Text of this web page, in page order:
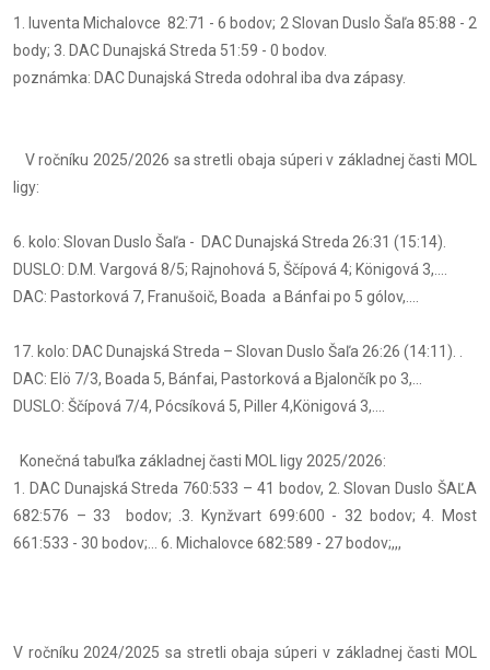
1. Iuventa Michalovce 82:71 - 6 bodov; 2 Slovan Duslo Šaľa 85:88 - 2
body; 3. DAC Dunajská Streda 51:59 - 0 bodov.
poznámka: DAC Dunajská Streda odohral iba dva zápasy.
V ročníku 2025/2026 sa stretli obaja súperi v základnej časti MOL
ligy:
6. kolo: Slovan Duslo Šaľa - DAC Dunajská Streda 26:31 (15:14).
DUSLO: D.M. Vargová 8/5; Rajnohová 5, Ščípová 4; Königová 3,....
DAC: Pastorková 7, Franušoič, Boada a Bánfai po 5 gólov,....
17. kolo: DAC Dunajská Streda – Slovan Duslo Šaľa 26:26 (14:11). .
DAC: Elö 7/3, Boada 5, Bánfai, Pastorková a Bjalončík po 3,...
DUSLO: Ščípová 7/4, Pócsíková 5, Piller 4,Königová 3,....
Konečná tabuľka základnej časti MOL ligy 2025/2026:
1. DAC Dunajská Streda 760:533 – 41 bodov, 2. Slovan Duslo ŠAĽA
682:576 – 33 bodov; .3. Kynžvart 699:600 - 32 bodov; 4. Most
661:533 - 30 bodov;... 6. Michalovce 682:589 - 27 bodov;,,,
V ročníku 2024/2025 sa stretli obaja súperi v základnej časti MOL